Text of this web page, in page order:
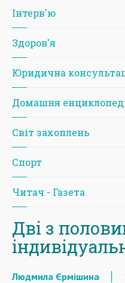
Iнтерв'ю
Здоров'я
Юридична
Домашня
Світ захоплень
Спорт
Читач - Газета
Дві з
Людмила Єрмішина